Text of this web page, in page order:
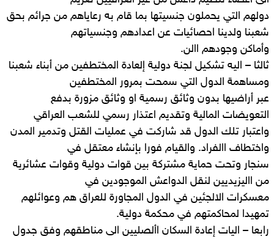
دولهم التي يحملون جنسيتها بما قام به رعاياهم من جرائم بحق
شعبنا ولدينا احصائيات عن اعدادهم وجنسياتهم
وأماكن وجودهم االن.
ثالثا – اليه تشكيل لجنة دولية إلعادة المختطفين من أبناء شعبنا
ومساهمة الدول التي سمحت بمرور المختطفين
عبر أراضيها بدون وثائق رسمية او وثائق مزورة بدفع
التعويضات المالية وتقديم اعتذار رسمي للشعب العراقي
واعتبار تلك الدول قد شاركت في عمليات القتل وتدمير المدن
واختطاف االفراد. والقيام فورا بإنشاء معتقل في
سنجار وتحت حماية مشتركة بين قوات دولية وقوات عشائرية
من االيزيديين لنقل الدواعش الموجودين في
معسكرات الالجئين في الدول المجاورة للعراق هم وعوائلهم
تمهيدا لمحاكمتهم في محكمة دولية.
رابعا – اليات إعادة السكان األصليين الى مناطقهم وفق جدول